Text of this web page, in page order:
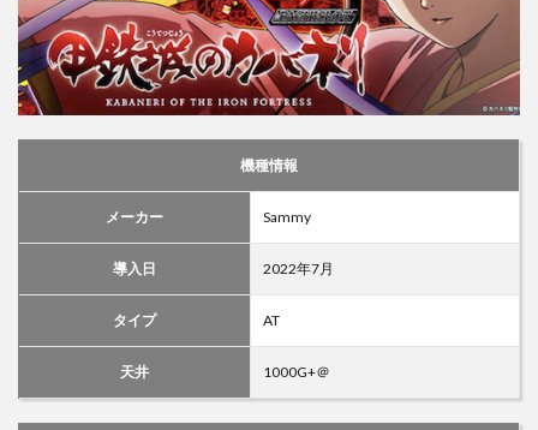
機種情報
メーカー Sammy
導入日 2022年7月
タイプ AT
天井 1000G+＠